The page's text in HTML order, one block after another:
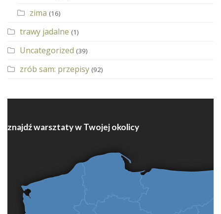
zima (16)
trawy jadalne (1)
Uncategorized (39)
zrób sam: przepisy (92)
znajdź warsztaty w Twojej okolicy